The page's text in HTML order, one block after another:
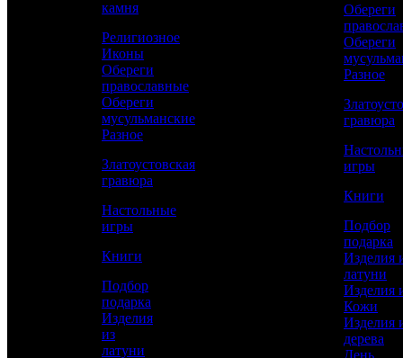
Рассчитать доставку СДЭК
РАССЧИТАТЬ
Высота стопки
Диаметр стопки
190х130х40
Токарные, Слесарные, Полировка, Рисовка
кистью, Гравирование по лаку, Травление,
камня
Религиозное
Иконы
Обереги
православные
Обереги
мусульманские
Разное
Златоустовская
гравюра
Настольные
игры
Книги
Подбор
подарка
Изделия
из
латуни
Обереги
Обереги
Разное
гравюра
игры
Книги
Подбор
подарка
Изделия
латуни
Изделия
Кожи
Изделия
дерева
День